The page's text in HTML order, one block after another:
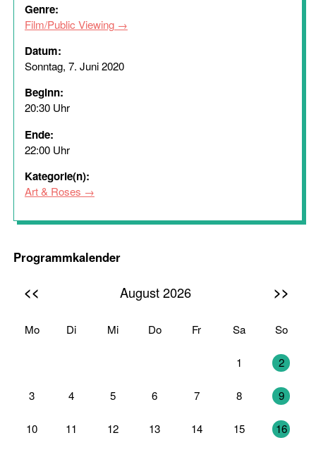
Genre:
Film/Public Viewing
Datum:
Sonntag, 7. Juni 2020
Beginn:
20:30 Uhr
Ende:
22:00 Uhr
Kategorie(n):
Art & Roses
Programmkalender
<< August 2026 >>
Mo Di Mi Do Fr Sa So
1 2
3 4 5 6 7 8 9
10 11 12 13 14 15 16